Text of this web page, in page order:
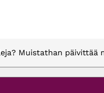
Muistathan